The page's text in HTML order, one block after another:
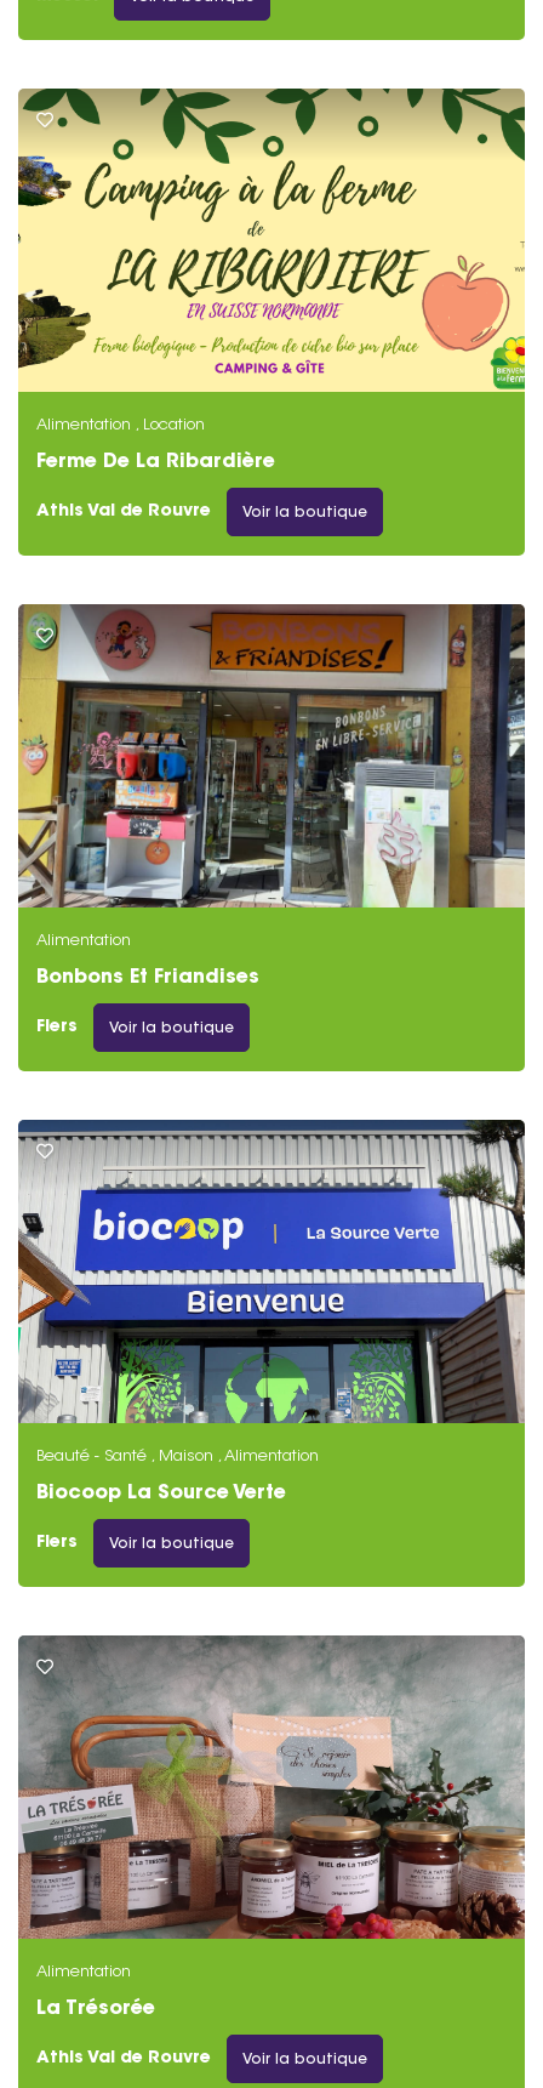
Alimentation , Location
Ferme De La Ribardière
Athis Val de Rouvre Voir la boutique
Alimentation
Bonbons Et Friandises
Flers Voir la boutique
Beauté - Santé , Maison ,Alimentation
Biocoop La Source Verte
Flers Voir la boutique
Alimentation
La Trésorée
Athis Val de Rouvre Voir la boutique